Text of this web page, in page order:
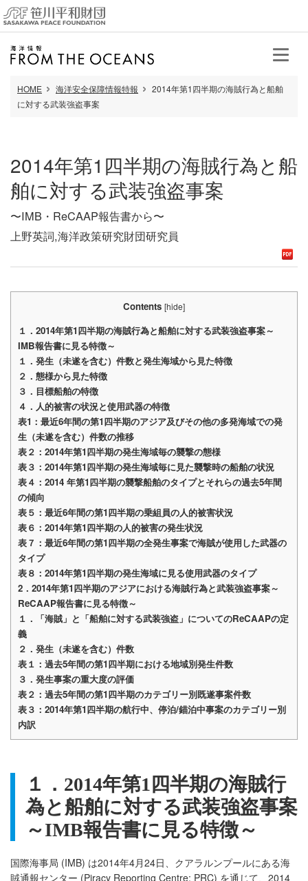
HOME 海洋安全保障情報特報
2014年第1四半期の海賊行為と船舶
に対する武装強盗事案
2014年第1四半期の海賊行為と船
舶に対する武装強盗事案
〜IMB・ReCAAP報告書から〜
上野英詞,海洋政策研究財団研究員
Contents [hide]
１．2014年第1四半期の海賊行為と船舶に対する武装強盗事案～
IMB報告書に見る特徴～
１．発生（未遂を含む）件数と発生海域から見た特徴
２．態様から見た特徴
３．目標船舶の特徴
４．人的被害の状況と使用武器の特徴
表1 ：最近6年間の第1四半期のアジア及びその他の多発海域での発
生（未遂を含む）件数の推移
表２： 2014年第1四半期の発生海域毎の襲撃の態様
表３：2014年第1四半期の発生海域毎に見た襲撃時の船舶の状況
表４：2014 年第1四半期の襲撃船舶のタイプとそれらの過去5年間
の傾向
表５：最近6年間の第1四半期の乗組員の人的被害状況
表６：2014年第1四半期の人的被害の発生状況
表７：最近6年間の第1四半期の全発生事案で海賊が使用した武器の
タイプ
表８：2014年第1四半期の発生海域に見る使用武器のタイプ
2 ． 2014年第1四半期のアジアにおける海賊行為と武装強盗事案～
ReCAAP報告書に見る特徴～
１．「海賊」と「船舶に対する武装強盗」についてのReCAAPの定
義
２．発生（未遂を含む）件数
表１：過去5年間の第1四半期における地域別発生件数
３．発生事案の重大度の評価
表２：過去5年間の第1四半期のカテゴリー別既遂事案件数
表３：2014年第1四半期の航行中、停泊/錨泊中事案のカテゴリー別
内訳
１．2014年第1 四半期の海賊行
為と船舶に対する武装強盗事案
～IMB報告書に見る特徴～
国際海事局 (IMB) は2014年4月24日、クアラルンプールにある海
賊通報センター (Piracy Reporting Centre: PRC) を通じて、2014